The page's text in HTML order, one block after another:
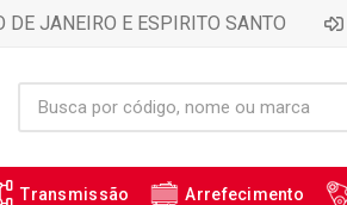
DE JANEIRO E ESPIRITO SANTO
Transmissão Arrefecimento